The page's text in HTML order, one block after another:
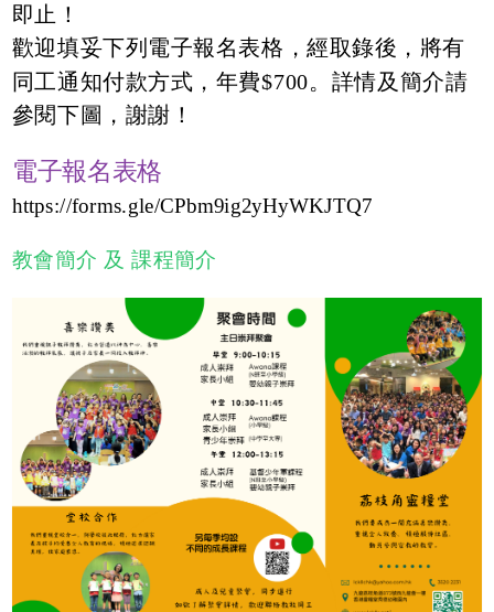
即止！
歡迎填妥下列電子報名表格，經取錄後，將有
同工通知付款方式，年費$700。詳情及簡介請
參閱下圖，謝謝！
電子報名表格
https://forms.gle/CPbm9ig2yHyWKJTQ7
教會簡介 及 課程簡介